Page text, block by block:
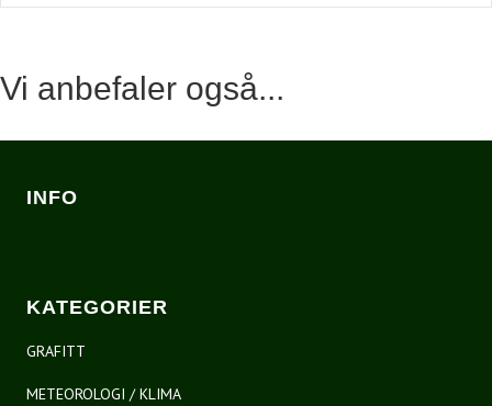
Vi anbefaler også...
INFO
KATEGORIER
GRAFITT
METEOROLOGI / KLIMA